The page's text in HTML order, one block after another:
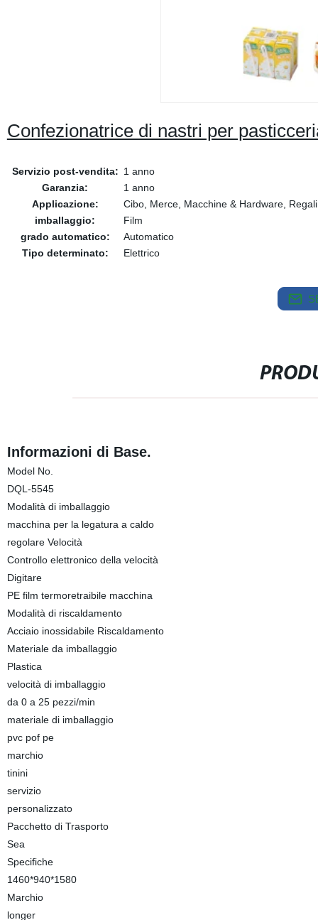
Confezionatrice di nastri per
Servizio post-vendita: 1 anno
Garanzia:
1 anno
Applicazione:
Cibo, Merce, Macchine & Hardware,
imballaggio:
Film
grado automatico:
Automatico
Tipo determinato:
Elettrico
Informazioni di Base.
Model No.
DQL-5545
Modalità di imballaggio
macchina per la legatura a caldo
regolare Velocità
Controllo elettronico della velocità
Digitare
PE film termoretraibile macchina
Modalità di riscaldamento
Acciaio inossidabile Riscaldamento
Materiale da imballaggio
Plastica
velocità di imballaggio
da 0 a 25 pezzi/min
materiale di imballaggio
pvc pof pe
marchio
tinini
servizio
personalizzato
Pacchetto di Trasporto
Sea
Specifiche
1460*940*1580
Marchio
longer